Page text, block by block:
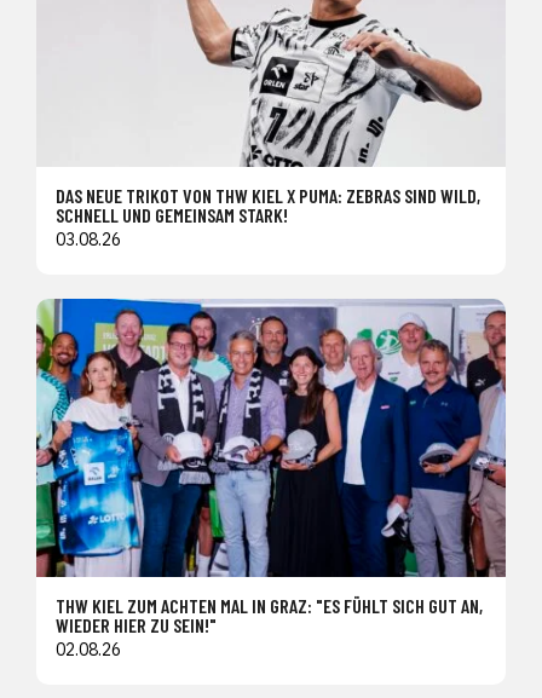
DAS NEUE TRIKOT VON THW KIEL X PUMA: ZEBRAS SIND WILD,
SCHNELL UND GEMEINSAM STARK!
03.08.26
THW KIEL ZUM ACHTEN MAL IN GRAZ: "ES FÜHLT SICH GUT AN,
WIEDER HIER ZU SEIN!"
02.08.26